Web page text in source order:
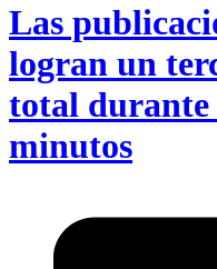
Las
logran un
total durante
minutos